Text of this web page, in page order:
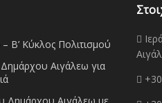
Β’ Κύκλος Πολιτισμού
Αιγάλεω για